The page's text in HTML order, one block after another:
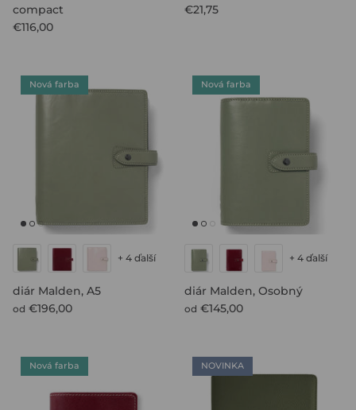
compact
€116,00
€21,75
Nová farba
diár Malden, A5
od €196,00
+ 4 ďalší
Nová farba
diár Malden, Osobný
od €145,00
+ 4 ďalší
Nová farba NOVINKA